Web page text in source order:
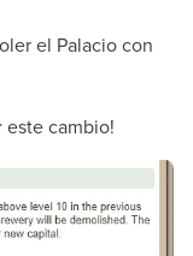
el Palacio con
este cambio!